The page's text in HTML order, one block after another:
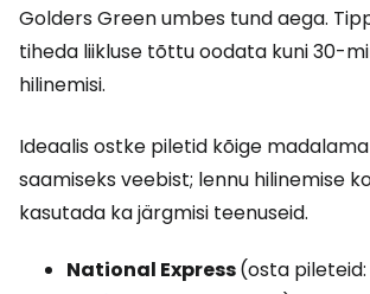
Golders Green umbes tund aega.
tiheda liikluse tõttu oodata kuni 30-
hilinemisi.
Ideaalis ostke piletid kõige
saamiseks veebist; lennu hilinemise
kasutada ka järgmisi teenuseid.
National Express(osta pileteid: